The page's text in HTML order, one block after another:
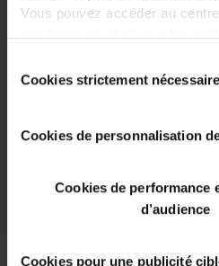
Vous pouvez accéder au
exprimer vos choix sur les
valable uniquement sur ce site
Vous pouvez changer d'avis à
sur le bouton "paramétrer les
page de notre site.
duCookies strictement
Cookies de personnalisation
Cookies de performance
d’audience
Cookies pour une publicité